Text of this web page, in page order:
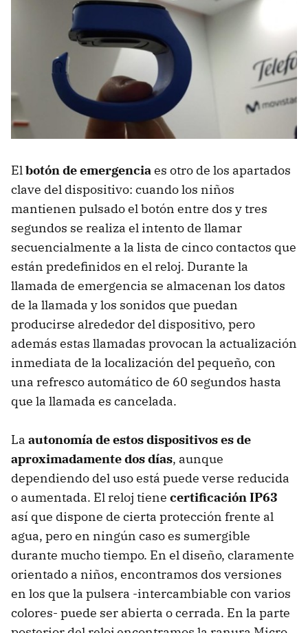
El botón de emergencia es otro de los apartados
clave del dispositivo: cuando los niños
mantienen pulsado el botón entre dos y tres
segundos se realiza el intento de llamar
secuencialmente a la lista de cinco contactos que
están predefinidos en el reloj. Durante la
llamada de emergencia se almacenan los datos
de la llamada y los sonidos que puedan
producirse alrededor del dispositivo, pero
además estas llamadas provocan la actualización
inmediata de la localización del pequeño, con
una refresco automático de 60 segundos hasta
que la llamada es cancelada.
La autonomía de estos dispositivos es de
aproximadamente dos días, aunque
dependiendo del uso está puede verse reducida
o aumentada. El reloj tiene certificación IP63
así que dispone de cierta protección frente al
agua, pero en ningún caso es sumergible
durante mucho tiempo. En el diseño, claramente
orientado a niños, encontramos dos versiones
en los que la pulsera -intercambiable con varios
colores- puede ser abierta o cerrada. En la parte